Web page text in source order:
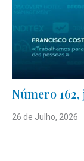
Número
26 de Julho, 2026